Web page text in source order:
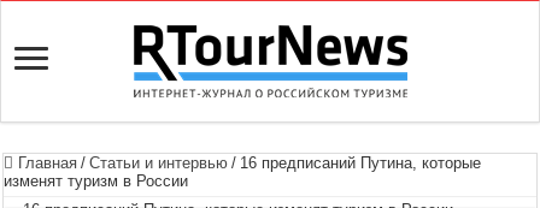
Главная / Статьи и интервью / 16 предписаний Путина, которые
изменят туризм в России